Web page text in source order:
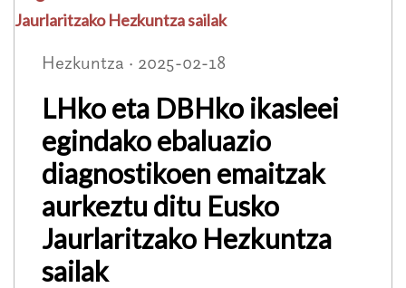
Hezkuntza · 2025-02-18
LHko eta DBHko ikasleei
egindako ebaluazio
diagnostikoen emaitzak
aurkeztu ditu Eusko
Jaurlaritzako Hezkuntza
sailak